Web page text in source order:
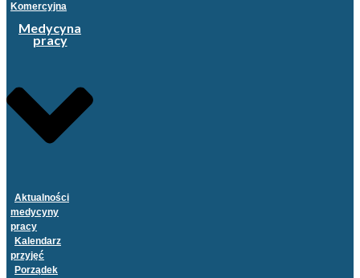
Komercyjna
Medycyna
pracy
Aktualności
medycyny
pracy
Kalendarz
przyjęć
Porządek